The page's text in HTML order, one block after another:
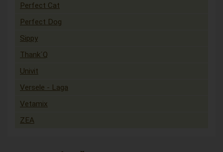
Perfect Cat
Perfect Dog
Sippy
Thank´Q
Univit
Versele - Laga
Vetamix
ZEA